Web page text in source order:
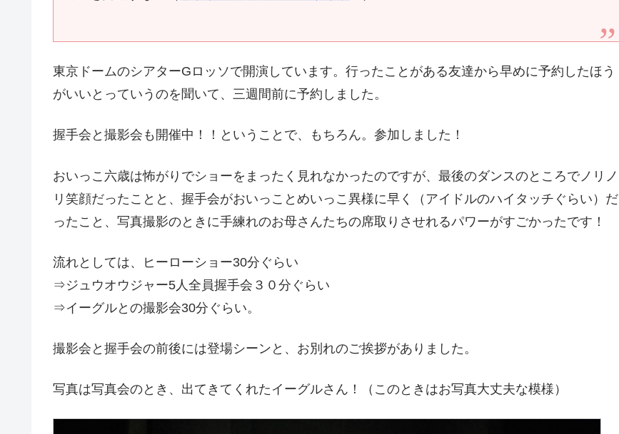
東京ドームのシアターGロッソで開演しています。行ったことがある友達から早めに予約したほう
がいいとっていうのを聞いて、三週間前に予約しました。
握手会と撮影会も開催中！！ということで、もちろん。参加しました！
おいっこ六歳は怖がりでショーをまったく見れなかったのですが、最後のダンスのところでノリノ
リ笑顔だったことと、握手会がおいっことめいっこ異様に早く（アイドルのハイタッチぐらい）だ
ったこと、写真撮影のときに手練れのお母さんたちの席取りさせれるパワーがすごかったです！
流れとしては、ヒーローショー30分ぐらい
⇒ジュウオウジャー5人全員握手会３０分ぐらい
⇒イーグルとの撮影会30分ぐらい。
撮影会と握手会の前後には登場シーンと、お別れのご挨拶がありました。
写真は写真会のとき、出てきてくれたイーグルさん！（このときはお写真大丈夫な模様）